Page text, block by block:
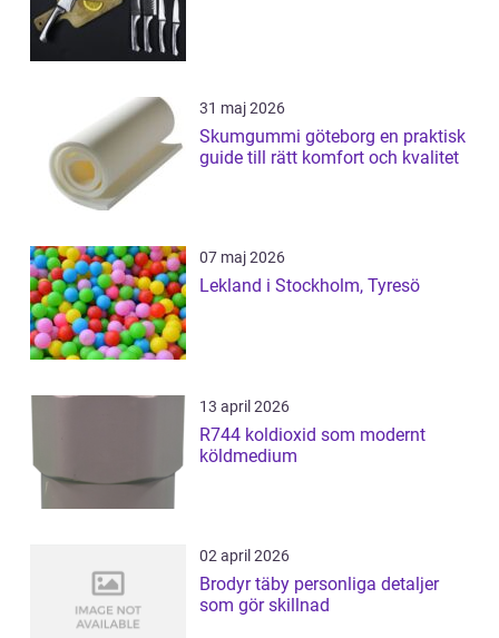
31 maj 2026
Skumgummi göteborg en praktisk
guide till rätt komfort och kvalitet
07 maj 2026
Lekland i Stockholm, Tyresö
13 april 2026
R744 koldioxid som modernt
köldmedium
02 april 2026
Brodyr täby personliga detaljer
som gör skillnad